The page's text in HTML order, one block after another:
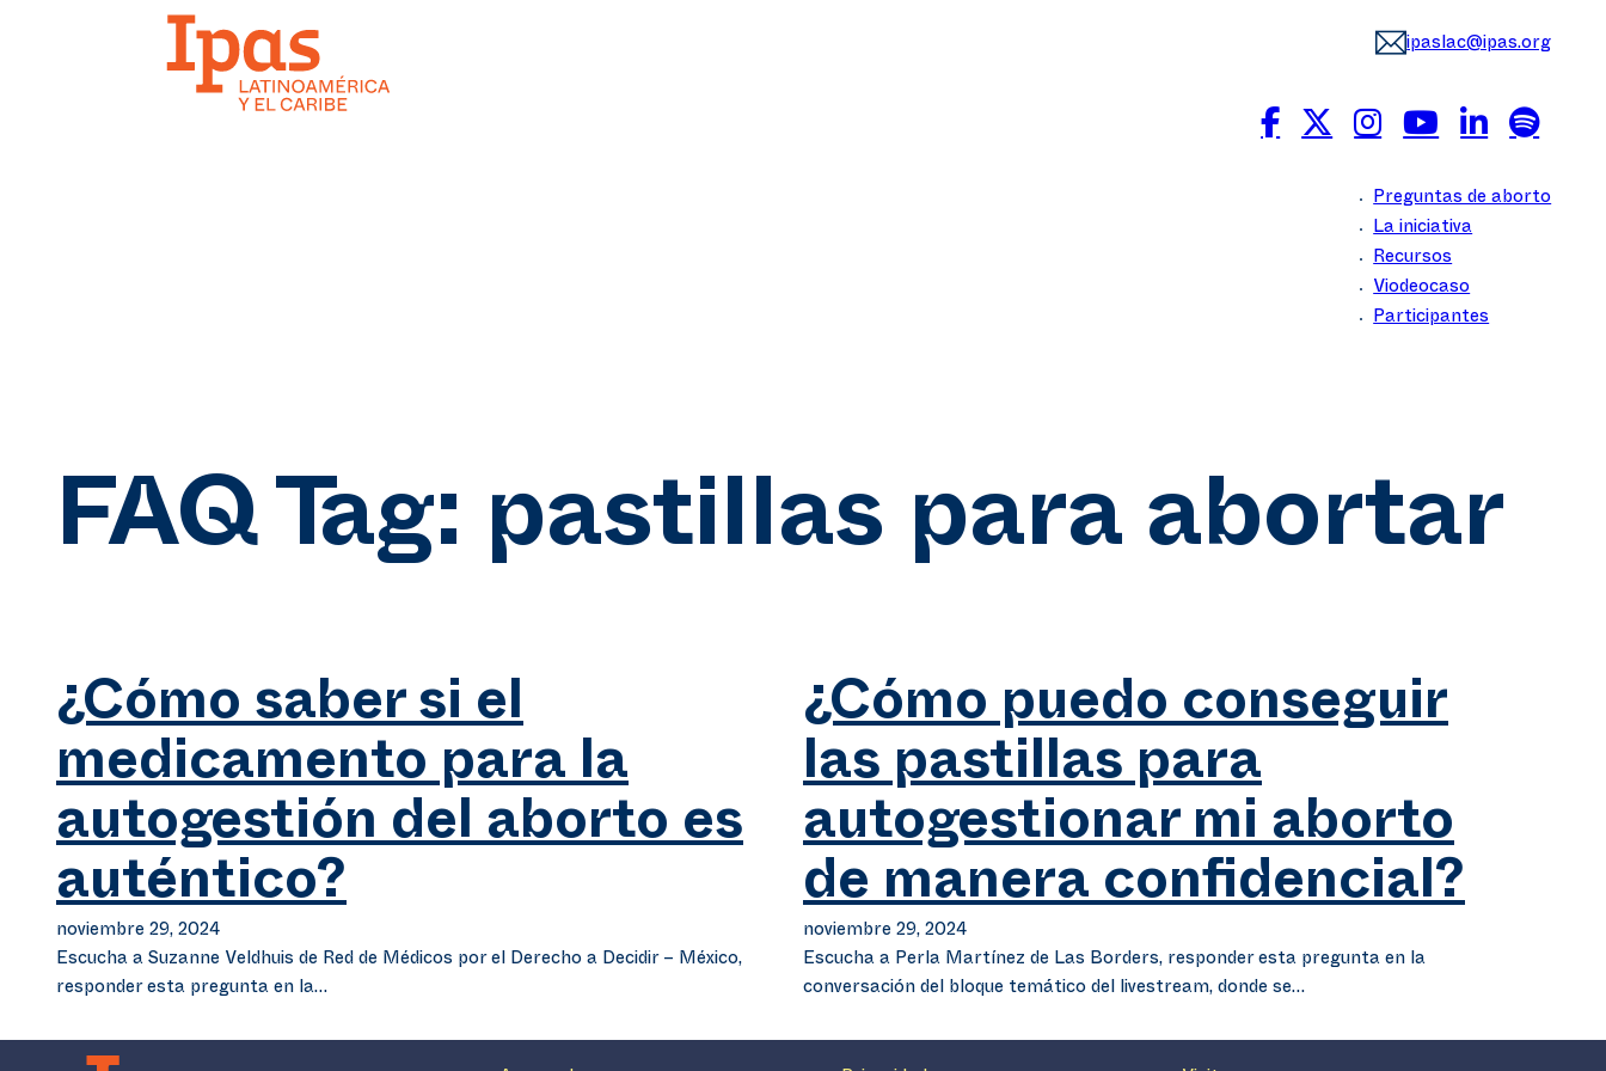
ipaslac@ipas.org
Preguntas de aborto
La iniciativa
Recursos
Viodeocaso
Participantes
FAQ Tag: pastillas para abortar
¿Cómo saber si el
medicamento para la
autogestión del aborto es
auténtico?
noviembre 29, 2024
Escucha a Suzanne Veldhuis de Red de Médicos por el Derecho a Decidir – México,
responder esta pregunta en la…
¿Cómo puedo conseguir
las pastillas para
autogestionar mi aborto
de manera confidencial?
noviembre 29, 2024
Escucha a Perla Martínez de Las Borders, responder esta pregunta en la
conversación del bloque temático del livestream, donde se…